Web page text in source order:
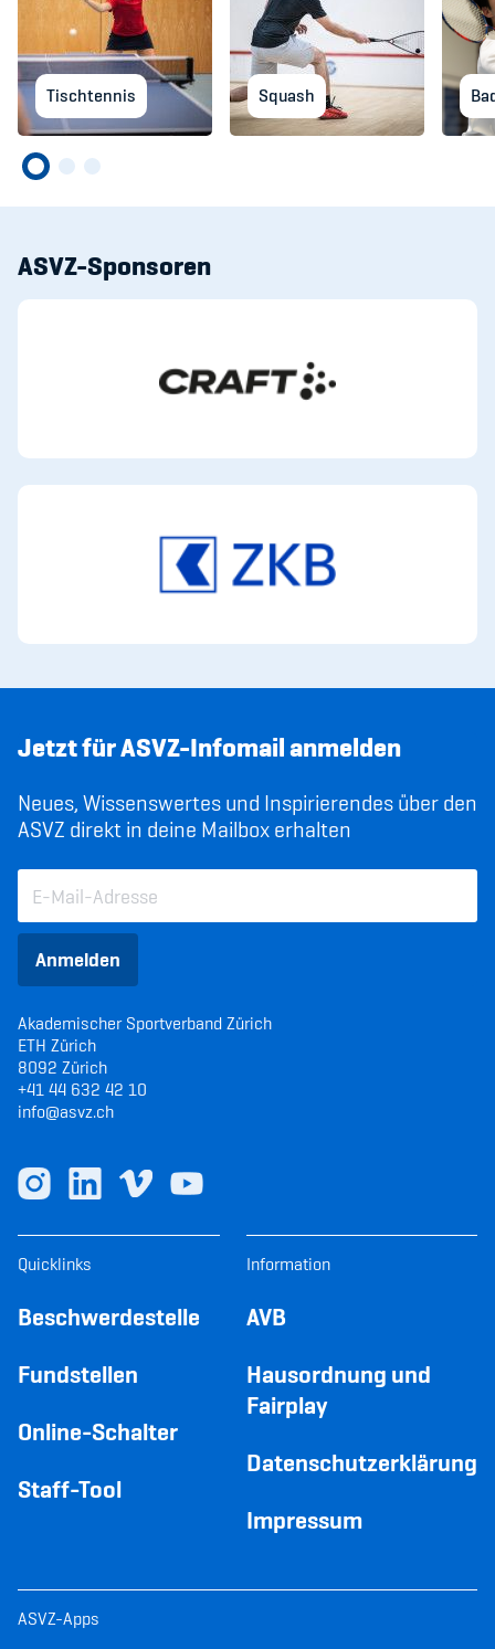
Tischtennis Squash
ASVZ-Sponsoren
Jetzt für ASVZ-Infomail anmelden
Neues, Wissenswertes und Inspirierendes über den
ASVZ direkt in deine Mailbox erhalten
Anmelden
Akademischer Sportverband Zürich
ETH Zürich
8092 Zürich
+41 44 632 42 10
info@asvz.ch
Quicklinks
Beschwerdestelle
Fundstellen
Online-Schalter
Staff-Tool
Information
AVB
Hausordnung und
Fairplay
Datenschutzerklärung
Impressum
ASVZ-Apps